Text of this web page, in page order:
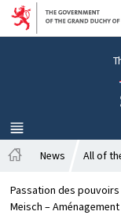
MENU
MAIN
o
m
News All of
Passation des pouvoirs
Meisch –